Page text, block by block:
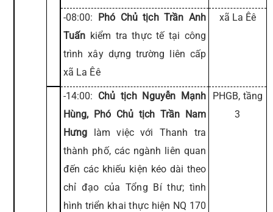
-08:00: Phó Chủ tịch Trần Anh
Tuấn kiểm tra thực tế tại công
trình xây dựng trường liên cấp
xã La Êê
xã La Êê
-14:00: Chủ tịch Nguyễn Mạnh
Hùng, Phó Chủ tịch Trần Nam
Hưng làm việc với Thanh tra
thành phố, các ngành liên quan
đến các khiếu kiện kéo dài theo
chỉ đạo của Tổng Bí thư; tình
hình triển khai thực hiện NQ 170
PHGB, tầng
3